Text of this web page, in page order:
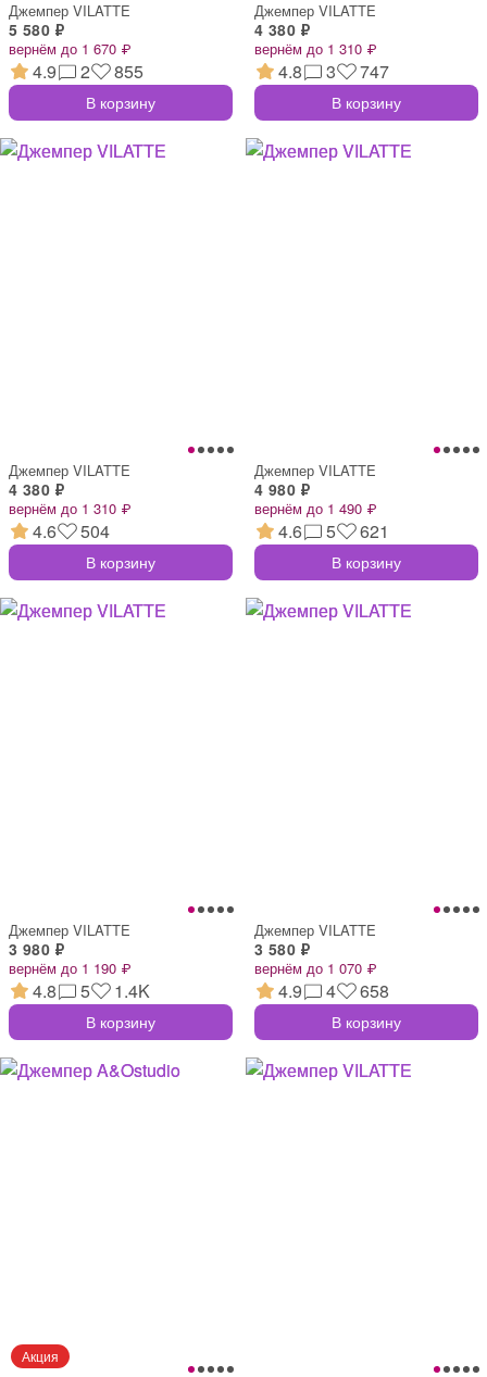
Джемпер VILATTE
5 580 ₽
вернём до 1 670 ₽
4.9 2 855
В корзину
Джемпер VILATTE
4 380 ₽
вернём до 1 310 ₽
4.8 3 747
В корзину
Джемпер VILATTE
4 380 ₽
вернём до 1 310 ₽
4.6 504
В корзину
Джемпер VILATTE
4 980 ₽
вернём до 1 490 ₽
4.6 5 621
В корзину
Джемпер VILATTE
3 980 ₽
вернём до 1 190 ₽
4.8 5 1.4K
В корзину
Джемпер VILATTE
3 580 ₽
вернём до 1 070 ₽
4.9 4 658
В корзину